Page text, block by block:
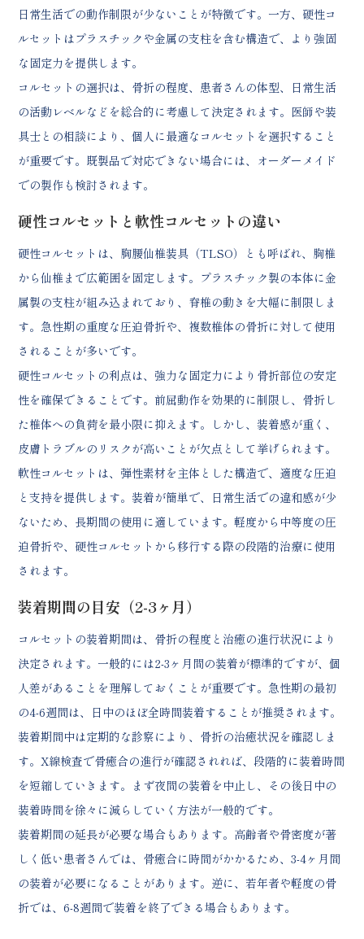
日常生活での動作制限が少ないことが特徴です。一方、硬性コ
ルセットはプラスチックや金属の支柱を含む構造で、より強固
な固定力を提供します。
コルセットの選択は、骨折の程度、患者さんの体型、日常生活
の活動レベルなどを総合的に考慮して決定されます。医師や装
具士との相談により、個人に最適なコルセットを選択すること
が重要です。既製品で対応できない場合には、オーダーメイド
での製作も検討されます。
硬性コルセットと軟性コルセットの違い
硬性コルセットは、胸腰仙椎装具（TLSO）とも呼ばれ、胸椎
から仙椎まで広範囲を固定します。プラスチック製の本体に金
属製の支柱が組み込まれており、脊椎の動きを大幅に制限しま
す。急性期の重度な圧迫骨折や、複数椎体の骨折に対して使用
されることが多いです。
硬性コルセットの利点は、強力な固定力により骨折部位の安定
性を確保できることです。前屈動作を効果的に制限し、骨折し
た椎体への負荷を最小限に抑えます。しかし、装着感が重く、
皮膚トラブルのリスクが高いことが欠点として挙げられます。
軟性コルセットは、弾性素材を主体とした構造で、適度な圧迫
と支持を提供します。装着が簡単で、日常生活での違和感が少
ないため、長期間の使用に適しています。軽度から中等度の圧
迫骨折や、硬性コルセットから移行する際の段階的治療に使用
されます。
装着期間の目安（2-3ヶ月）
コルセットの装着期間は、骨折の程度と治癒の進行状況により
決定されます。一般的には2-3ヶ月間の装着が標準的ですが、個
人差があることを理解しておくことが重要です。急性期の最初
の4-6週間は、日中のほぼ全時間装着することが推奨されます。
装着期間中は定期的な診察により、骨折の治癒状況を確認しま
す。X線検査で骨癒合の進行が確認されれば、段階的に装着時間
を短縮していきます。まず夜間の装着を中止し、その後日中の
装着時間を徐々に減らしていく方法が一般的です。
装着期間の延長が必要な場合もあります。高齢者や骨密度が著
しく低い患者さんでは、骨癒合に時間がかかるため、3-4ヶ月間
の装着が必要になることがあります。逆に、若年者や軽度の骨
折では、6-8週間で装着を終了できる場合もあります。